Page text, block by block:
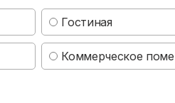
Гостиная
Коммерческое